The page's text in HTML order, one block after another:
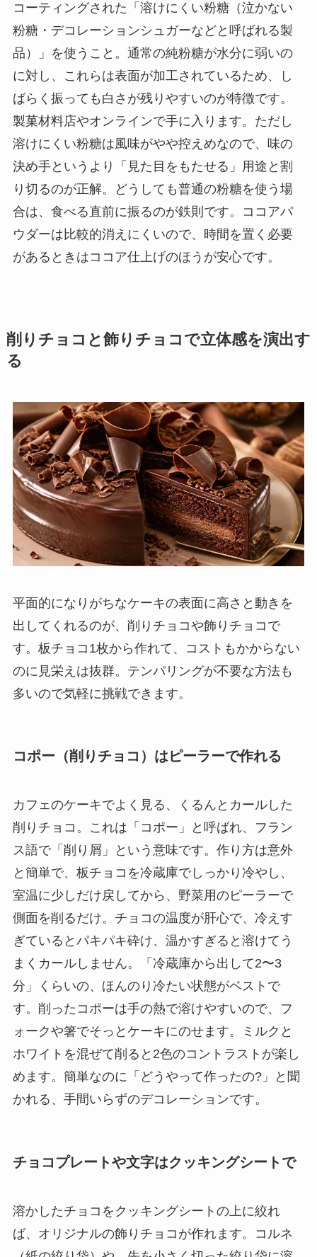
コーティングされた「溶けにくい粉糖（泣かない
粉糖・デコレーションシュガーなどと呼ばれる製
品）」を使うこと。通常の純粉糖が水分に弱いの
に対し、これらは表面が加工されているため、し
ばらく振っても白さが残りやすいのが特徴です。
製菓材料店やオンラインで手に入ります。ただし
溶けにくい粉糖は風味がやや控えめなので、味の
決め手というより「見た目をもたせる」用途と割
り切るのが正解。どうしても普通の粉糖を使う場
合は、食べる直前に振るのが鉄則です。ココアパ
ウダーは比較的消えにくいので、時間を置く必要
があるときはココア仕上げのほうが安心です。
削りチョコと飾りチョコで立体感を演出す
る
平面的になりがちなケーキの表面に高さと動きを
出してくれるのが、削りチョコや飾りチョコで
す。板チョコ1枚から作れて、コストもかからない
のに見栄えは抜群。テンパリングが不要な方法も
多いので気軽に挑戦できます。
コポー（削りチョコ）はピーラーで作れる
カフェのケーキでよく見る、くるんとカールした
削りチョコ。これは「コポー」と呼ばれ、フラン
ス語で「削り屑」という意味です。作り方は意外
と簡単で、板チョコを冷蔵庫でしっかり冷やし、
室温に少しだけ戻してから、野菜用のピーラーで
側面を削るだけ。チョコの温度が肝心で、冷えす
ぎているとパキパキ砕け、温かすぎると溶けてう
まくカールしません。「冷蔵庫から出して2〜3
分」くらいの、ほんのり冷たい状態がベストで
す。削ったコポーは手の熱で溶けやすいので、フ
ォークや箸でそっとケーキにのせます。ミルクと
ホワイトを混ぜて削ると2色のコントラストが楽し
めます。簡単なのに「どうやって作ったの?」と聞
かれる、手間いらずのデコレーションです。
チョコプレートや文字はクッキングシートで
溶かしたチョコをクッキングシートの上に絞れ
ば、オリジナルの飾りチョコが作れます。コルネ